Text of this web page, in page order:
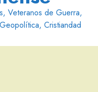
Veteranos de Guerra,
Cristiandad